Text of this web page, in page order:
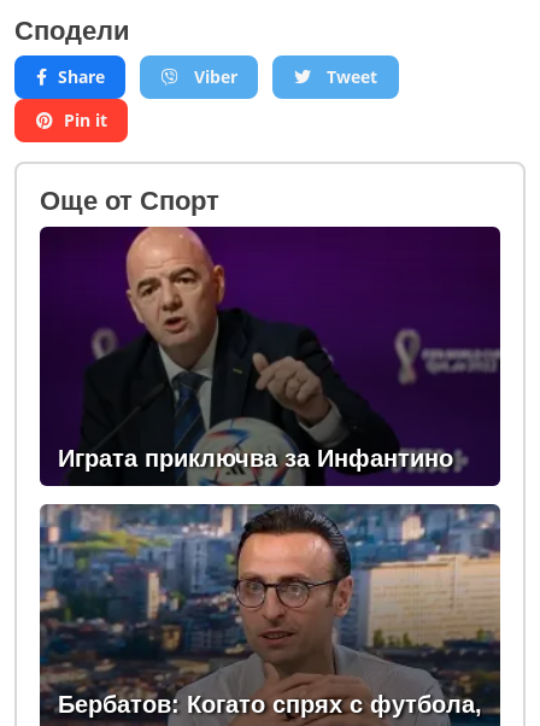
Сподели
Share Viber
Tweet
Pin it
Oще от Спорт
Играта приключва за Инфантино
Бербатов: Когато спрях с футбола,